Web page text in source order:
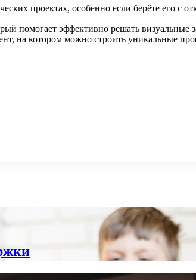
проектах, особенно если берёте его с
помогает эффективно решать визуальные
на котором можно строить уникальные